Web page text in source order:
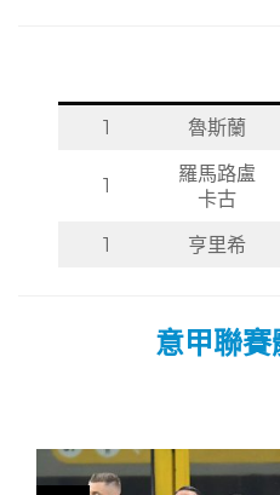
1
魯斯蘭
1
羅馬路盧
卡古
1 亨里希
意甲聯